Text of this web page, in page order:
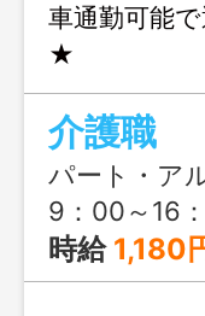
車通勤可能
★
介護職
パート・ア
9：00～16：00 ま
時給 1,180